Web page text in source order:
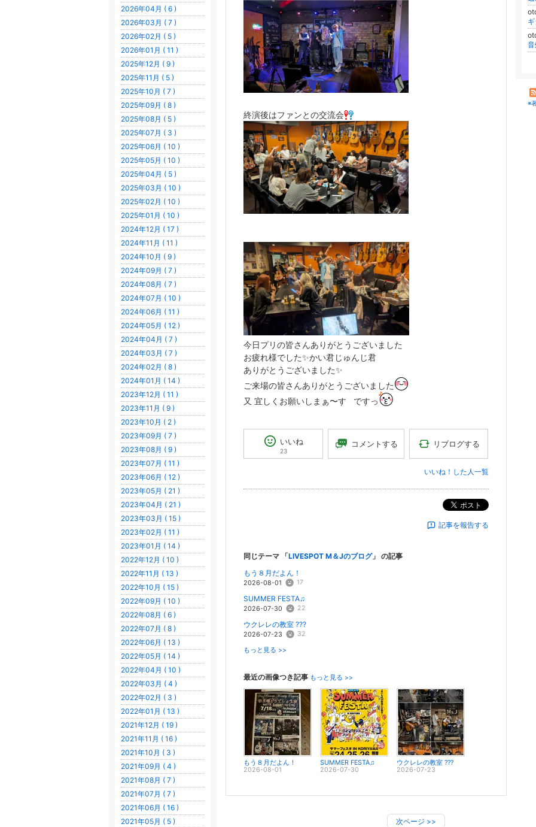
終演後はファンとの交流会
今日プリの皆さんありがとうございました
お疲れ様でした✨かい君じゅんじ君
ありがとうございました✨️
ご来場の皆さんありがとうございました
又 宜しくお願いしまぁ〜す ですっ
いいね
23
コメントする リブログする
いいね！した人一覧
ポスト
記事を報告する
同じテーマ 「LIVESPOT M＆Jのブログ」 の記事
もう８月だよん！
2026-08-01 17
SUMMER FESTA♫
2026-07-30 22
ウクレレの教室 ???
2026-07-23 32
もっと見る >>
最近の画像つき記事 もっと見る >>
もう８月だよん！
2026-08-01
SUMMER FESTA♫
2026-07-30
ウクレレの教室 ???
2026-07-23
次ページ >>
※
2026年04月 ( 6 )
2026年03月 ( 7 )
2026年02月 ( 5 )
2026年01月 ( 11 )
2025年12月 ( 9 )
2025年11月 ( 5 )
2025年10月 ( 7 )
2025年09月 ( 8 )
2025年08月 ( 5 )
2025年07月 ( 3 )
2025年06月 ( 10 )
2025年05月 ( 10 )
2025年04月 ( 5 )
2025年03月 ( 10 )
2025年02月 ( 10 )
2025年01月 ( 10 )
2024年12月 ( 17 )
2024年11月 ( 11 )
2024年10月 ( 9 )
2024年09月 ( 7 )
2024年08月 ( 7 )
2024年07月 ( 10 )
2024年06月 ( 11 )
2024年05月 ( 12 )
2024年04月 ( 7 )
2024年03月 ( 7 )
2024年02月 ( 8 )
2024年01月 ( 14 )
2023年12月 ( 11 )
2023年11月 ( 9 )
2023年10月 ( 2 )
2023年09月 ( 7 )
2023年08月 ( 9 )
2023年07月 ( 11 )
2023年06月 ( 12 )
2023年05月 ( 21 )
2023年04月 ( 21 )
2023年03月 ( 15 )
2023年02月 ( 11 )
2023年01月 ( 14 )
2022年12月 ( 10 )
2022年11月 ( 13 )
2022年10月 ( 15 )
2022年09月 ( 10 )
2022年08月 ( 6 )
2022年07月 ( 8 )
2022年06月 ( 13 )
2022年05月 ( 14 )
2022年04月 ( 10 )
2022年03月 ( 4 )
2022年02月 ( 3 )
2022年01月 ( 13 )
2021年12月 ( 19 )
2021年11月 ( 16 )
2021年10月 ( 3 )
2021年09月 ( 4 )
2021年08月 ( 7 )
2021年07月 ( 7 )
2021年06月 ( 16 )
2021年05月 ( 5 )